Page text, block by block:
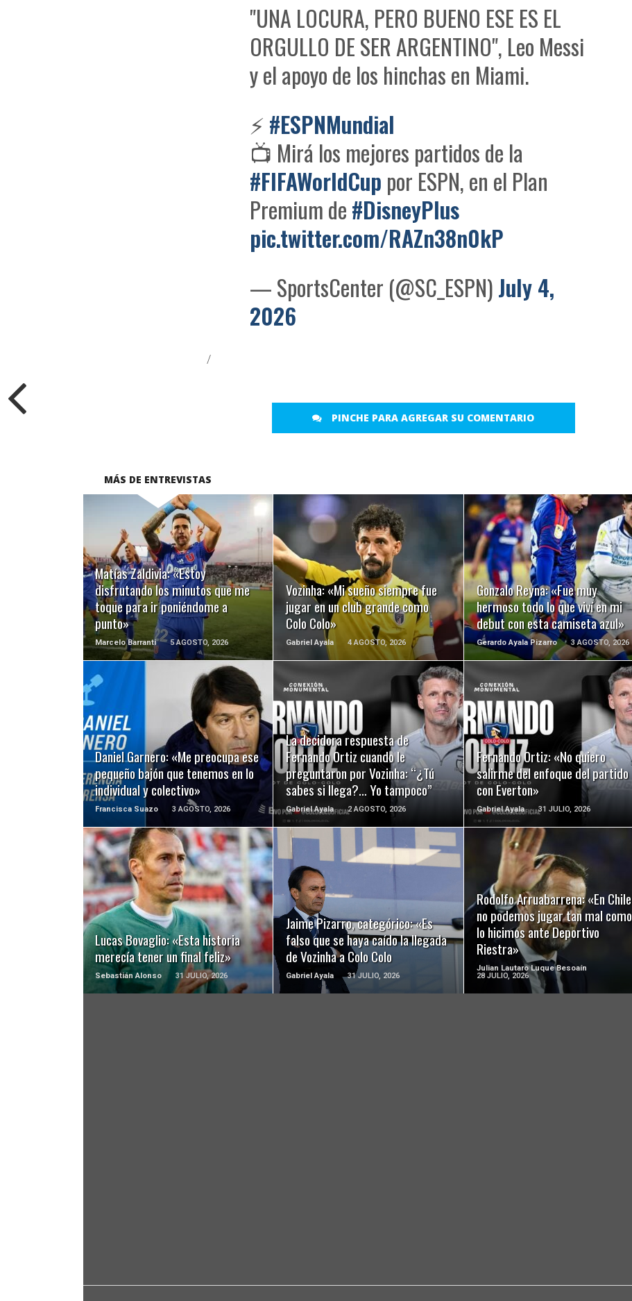
"UNA LOCURA, PERO BUENO ESE ES EL
ORGULLO DE SER ARGENTINO", Leo Messi
y el apoyo de los hinchas en Miami.
⚡ #ESPNMundial
📺 Mirá los mejores partidos de la
#FIFAWorldCup por ESPN, en el Plan
Premium de#DisneyPlus
pic.twitter.com/RAZn38n0kP
— SportsCenter (@SC_ESPN)July 4,
2026
/
PINCHE PARA AGREGAR SU COMENTARIO
MÁS DE ENTREVISTAS
Matías Zaldivia: «Estoy
disfrutando los minutos que me
toque para ir poniéndome a
punto»
Marcelo Barranti 5 AGOSTO, 2026
LEER MÁS
Vozinha: «Mi sueño siempre fue
jugar en un club grande como
Colo Colo»
Gabriel Ayala 4 AGOSTO, 2026
LEER MÁS
Gonzalo Reyna: «Fue muy
hermoso todo lo que viví en mi
debut con esta camiseta azul»
Gerardo Ayala Pizarro 3 AGOSTO, 2026
LEER MÁS
Daniel Garnero: «Me preocupa ese
pequeño bajón que tenemos en lo
individual y colectivo»
Francisca Suazo 3 AGOSTO, 2026
LEER MÁS
La decidora respuesta de
Fernando Ortiz cuando le
preguntaron por Vozinha: “¿Tú
sabes si llega?… Yo tampoco”
Gabriel Ayala 2 AGOSTO, 2026
LEER MÁS
Fernando Ortiz: «No quiero
salirme del enfoque del partido
con Everton»
Gabriel Ayala 31 JULIO, 2026
LEER MÁS
Lucas Bovaglio: «Esta historia
merecía tener un final feliz»
Sebastián Alonso 31 JULIO, 2026
LEER MÁS
Jaime Pizarro, categórico: «Es
falso que se haya caído la llegada
de Vozinha a Colo Colo
Gabriel Ayala 31 JULIO, 2026
LEER MÁS
Rodolfo Arruabarrena: «En Chile
no podemos jugar tan mal como
lo hicimos ante Deportivo
Riestra»
Julian Lautaro Luque Besoaín
28 JULIO, 2026
LEER MÁS